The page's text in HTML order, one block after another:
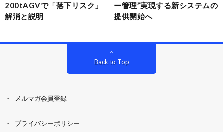
200tAGVで「落下リスク」
解消と説明
ー管理”実現する新システムの
提供開始へ
Back to Top
メルマガ会員登録
プライバシーポリシー